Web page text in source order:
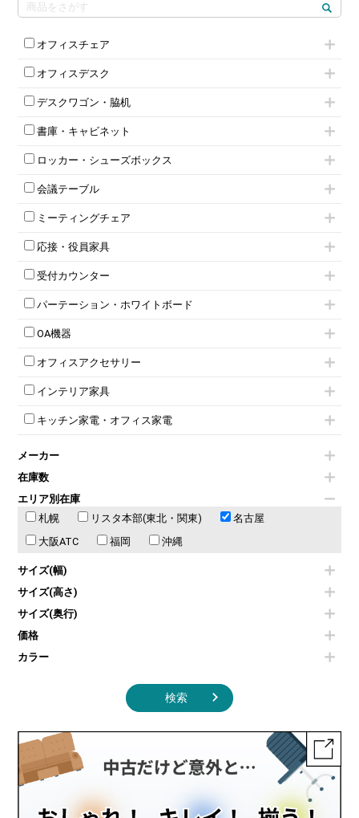
オフィスチェア
肘無しチェア
役員チェア
高級チェア（多機能チェア）
オフィスチェアその他
オフィスデスク
フリーアドレスデスク（ベンチデスク）
昇降デスク
オフィスデスクその他
両袖机
デスクワゴン・脇机
インワゴン2段
インワゴン3段
脇机
ワゴンその他
書庫・キャビネット
ハイキャビネット
ローキャビネット
両開きキャビネット
スチールキャビネット
上下連結キャビネット
軽量ラック（スチールラック）
収納家具その他
両開書庫
ラテラル書庫
ロッカー・シューズボックス
1人用ロッカー
2人用ロッカー
3人用ロッカー
4人用ロッカー
5人用ロッカー
8人用ロッカー
多人数ロッカー
ダイヤル錠ロッカー
ダイヤル錠ロッカー
ワードローブ・クローゼット
会議テーブル
スタッキングテーブル
ネスティングテーブル
幕板付テーブル
カウンターテーブル
T字脚テーブル
会議テーブルW1200～
会議テーブルW1800～
平行スタックテーブル
会議テーブルその他
ミーティングチェア
キャスター付きミーティングチェア
スタッキングミーティングチェア
テーブル付きミーティングチェア
ネスティングミーティングチェア
折りたたみミーティングチェア
ハイチェア
ミーティングチェアその他
応接・役員家具
応接セット
応接ソファ
応接チェア
応接テーブル
応接・役員家具その他
受付カウンター
ローカウンター
ラウンジカウンター
受付カウンターその他
パーテーション・ホワイトボード
パーテーション
自立タイプパーテーション
パーテーションその他
脚付ホワイトボード
壁掛けホワイトボード
ホワイトボードその他
OA機器
電話機（ビジネスフォン）
シュレッダー
プロジェクター
スクリーン
その他OA機器
オフィスアクセサリー
チェア用台車
演台・講演台・演説台
防音パネル
個室ブース
コートハンガー・ポールハンガー
傘立て
食器棚・キッチンキャビネット
カタログスタンド
オフィスアクセサリーその他
インテリア家具
モールドチェア
ダイニングチェア
カウンターテーブル
センターテーブル・サイドテーブル
ベンチ・スツール
ソファ
シェルフ
ダストボックス（ゴミ箱）
インテリア家具その他
キッチン家電・オフィス家電
冷蔵庫・洗濯機
空気清浄機・加湿器
液晶テレビ・モニター類
エアコン
掃除機
季節家電
その他キッチン家電・オフィス家電
メーカー
在庫数
エリア別在庫
札幌
リスタ本部(東北・関東)
名古屋
大阪ATC
福岡 沖縄
サイズ(幅)
サイズ(高さ)
サイズ(奥行)
価格
カラー
検索